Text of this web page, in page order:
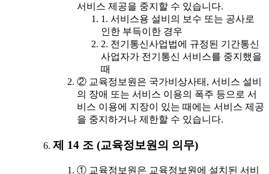
서비스 제공을 중지할 수 있습니다.
1. 서비스용 설비의 보수 또는 공사로
인한 부득이한 경우
2. 전기통신사업법에 규정된 기간통신
사업자가 전기통신 서비스를 중지했을
때
② 교육정보원은 국가비상사태, 서비스 설비
의 장애 또는 서비스 이용의 폭주 등으로 서
비스 이용에 지장이 있는 때에는 서비스 제공
을 중지하거나 제한할 수 있습니다.
제 14 조 (교육정보원의 의무)
① 교육정보원은 교육정보원에 설치된 서비